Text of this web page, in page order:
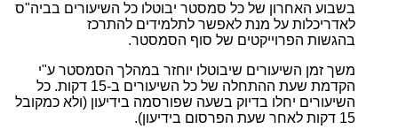
בשבוע האחרון של כל סמסטר יבוטלו כל השיעורים בביה"ס
לאדריכלות על מנת לאפשר לתלמידים להתרכז
בהגשות הפרוייקטים של סוף הסמסטר.
משך זמן השיעורים שיבוטלו יוחזר במהלך הסמסטר ע"י
הקדמת שעת ההתחלה של כל השיעורים ב-15 דקות. כל
השיעורים יחלו בדיוק בשעה שפורסמה בידיעון (ולא כמקובל
15 דקות לאחר שעת הפרסום בידיעון).